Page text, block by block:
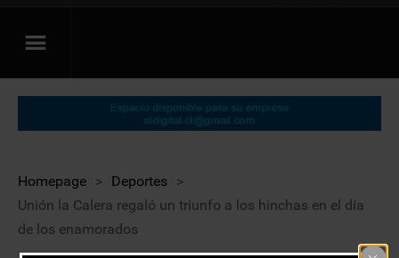
Homepage > Deportes >
Unión la Calera regaló un triunfo a los hinchas en el día
de los enamorados